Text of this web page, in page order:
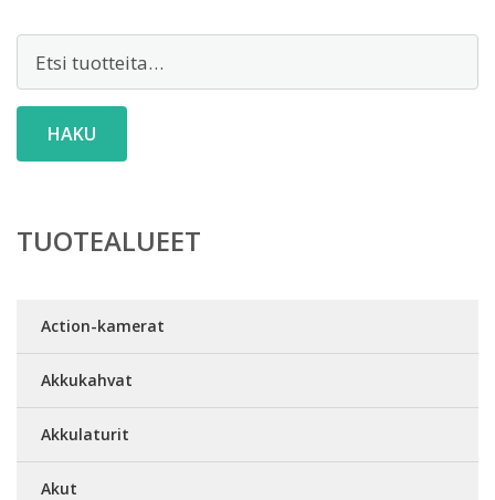
HAKU
TUOTEALUEET
Action-kamerat
Akkukahvat
Akkulaturit
Akut